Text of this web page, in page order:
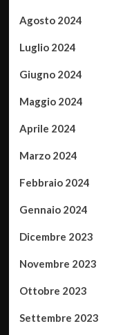
Agosto 2024
Luglio 2024
Giugno 2024
Maggio 2024
Aprile 2024
Marzo 2024
Febbraio 2024
Gennaio 2024
Dicembre 2023
Novembre 2023
Ottobre 2023
Settembre 2023